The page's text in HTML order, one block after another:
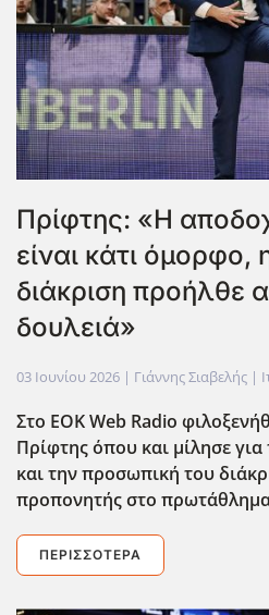
Πρίφτης: «Η
είναι κάτι όμορφο,
διάκριση προήλθε
δουλειά»
03 Ιουνίου 2026 | Γιάννης Σιαβελής |
Στο ΕΟΚ Web Radio
Πρίφτης όπου και μίλησε
και την προσωπική του
προπονητής στο
ΠΕΡΙΣΣΌΤΕΡΑ